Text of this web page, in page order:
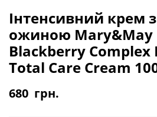
5.00з 5
на основі
опитуван
ня
покупця
Інтенсивний крем
ожиною Mary&May
Blackberry Complex
Total Care Cream
680 грн.